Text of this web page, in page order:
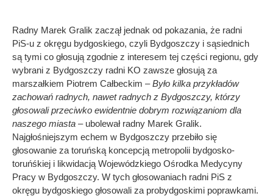
Radny Marek Gralik zaczął jednak od pokazania, że radni
PiS-u z okręgu bydgoskiego, czyli Bydgoszczy i sąsiednich
są tymi co głosują zgodnie z interesem tej części regionu, gdy
wybrani z Bydgoszczy radni KO zawsze głosują za
marszałkiem Piotrem Całbeckim –Było kilka przykładów
zachowań radnych, nawet radnych z Bydgoszczy, którzy
głosowali przeciwko ewidentnie dobrym rozwiązaniom dla
naszego miasta – ubolewał radny Marek Gralik.
Najgłośniejszym echem w Bydgoszczy przebiło się
głosowanie za toruńską koncepcją metropolii bydgosko-
toruńśkiej i likwidacją Wojewódzkiego Ośrodka Medycyny
Pracy w Bydgoszczy. W tych głosowaniach radni PiS z
okręgu bydgoskiego głosowali za probydgoskimi poprawkami.